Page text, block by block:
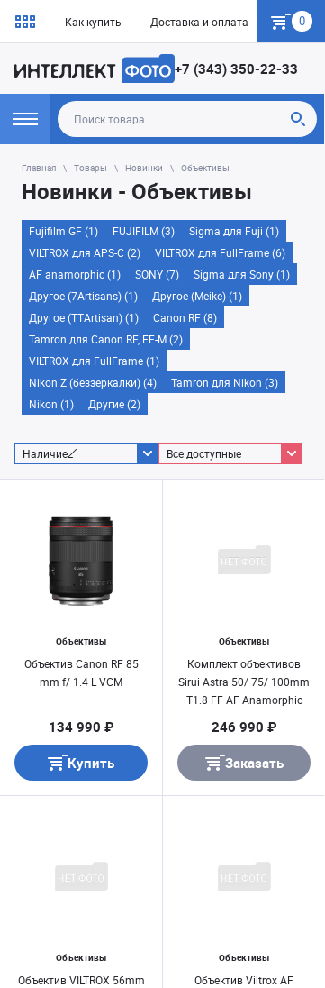
Как купить Доставка и оплата Гарантия
0
+7 (343) 350-22-33
Главная Товары Новинки Объективы
Новинки - Объективы
Fujifilm GF (1) FUJIFILM (3)
Sigma для Fuji (1)
VILTROX для APS-C (2)
VILTROX для FullFrame (6)
AF anamorphic (1)
SONY (7)
Sigma для Sony (1)
Другое (7Artisans) (1)
Другое (Meike) (1)
Другое (TTArtisan) (1)
Canon RF (8)
Tamron для Canon RF, EF-M (2)
VILTROX для FullFrame (1)
Nikon Z (беззеркалки) (4)
Tamron для Nikon (3)
Nikon (1)
Другие (2)
Наличие Все доступные
Объективы
Объектив Canon RF 85
mm f/ 1.4 L VCM
134 990 ₽
Купить
Объективы
Комплект объективов
Sirui Astra 50/ 75/ 100mm
T1.8 FF AF Anamorphic
246 990 ₽
Заказать
Объективы
Объектив VILTROX 56mm
Объективы
Объектив Viltrox AF